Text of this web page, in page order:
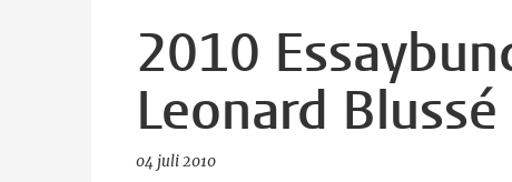
2010
Leonard Blussé
04 juli 2010